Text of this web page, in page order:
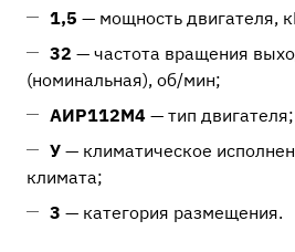
1,5 — мощность двигателя,
32 — частота вращения
(номинальная), об/мин;
АИР112М4 — тип двигателя;
У — климатическое
климата;
3 — категория размещения.